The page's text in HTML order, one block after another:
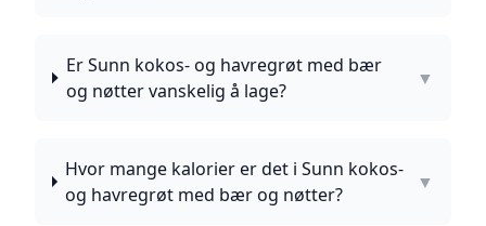
Er Sunn kokos- og havregrøt med bær
og nøtter vanskelig å lage?
▼
Hvor mange kalorier er det i Sunn kokos-
og havregrøt med bær og nøtter?
▼